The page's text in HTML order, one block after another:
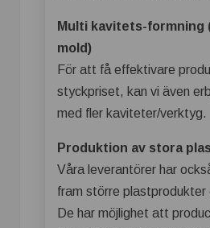
Multi kavitets-formning
mold)
För att få effektivare
styckpriset, kan vi även
med fler kaviteter/verktyg.
Produktion av stora
Våra leverantörer har
fram större plastprodukter
De har möjlighet att